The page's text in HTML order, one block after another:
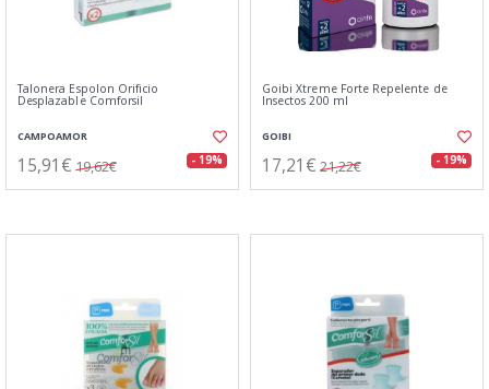
Talonera Espolon Orificio
Desplazable Comforsil
CAMPOAMOR
15,91€ 19,62€ - 19%
Goibi Xtreme Forte Repelente de
Insectos 200 ml
GOIBI
17,21€ 21,22€ - 19%